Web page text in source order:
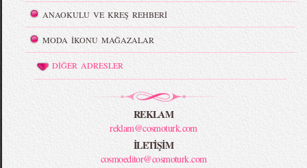
ANAOKULU VE KREŞ REHBERİ
MODA İKONU MAĞAZALAR
DİĞER ADRESLER
REKLAM
reklam@cosmoturk.com
İLETİŞİM
cosmoeditor@cosmoturk.com